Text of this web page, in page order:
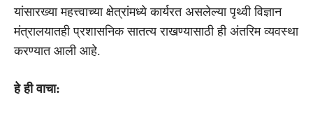
यांसारख्या महत्त्वाच्या क्षेत्रांमध्ये कार्यरत असलेल्या पृथ्वी विज्ञान
मंत्रालयातही प्रशासनिक सातत्य राखण्यासाठी ही अंतरिम व्यवस्था
करण्यात आली आहे.
हे ही वाचा: